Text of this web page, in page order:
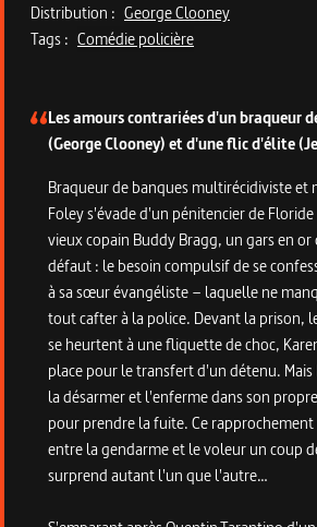
Distribution : George Clooney
Tags : Comédie policière
Les amours contrariées d'un braqueur
(George Clooney) et d'une flic d'élite
Braqueur de banques multirécidiviste et
Foley s'évade d'un pénitencier de
vieux copain Buddy Bragg, un gars en
défaut : le besoin compulsif de se
à sa sœur évangéliste – laquelle ne
tout cafter à la police. Devant la prison,
se heurtent à une fliquette de choc,
place pour le transfert d'un détenu.
la désarmer et l'enferme dans son
pour prendre la fuite. Ce
entre la gendarme et le voleur un coup
surprend autant l'un que l'autre…